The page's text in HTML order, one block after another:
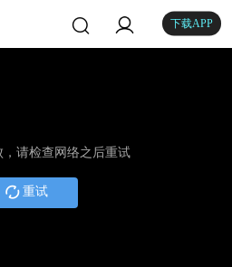
下载APP
请检查网络之后重试
重试